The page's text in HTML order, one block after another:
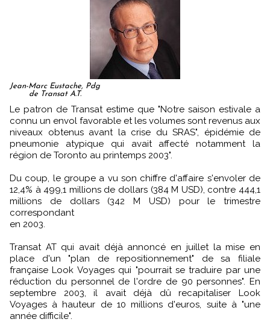
Jean-Marc Eustache, Pdg
de Transat A.T.
Le patron de Transat estime que "Notre saison estivale a
connu un envol favorable et les volumes sont revenus aux
niveaux obtenus avant la crise du SRAS", épidémie de
pneumonie atypique qui avait affecté notamment la
région de Toronto au printemps 2003".
Du coup, le groupe a vu son chiffre d'affaire s'envoler de
12,4% à 499,1 millions de dollars (384 M USD), contre 444,1
millions de dollars (342 M USD) pour le trimestre
correspondant
en 2003.
Transat AT qui avait déjà annoncé en juillet la mise en
place d'un "plan de repositionnement" de sa filiale
française Look Voyages qui "pourrait se traduire par une
réduction du personnel de l'ordre de 90 personnes". En
septembre 2003, il avait déjà dû recapitaliser Look
Voyages à hauteur de 10 millions d'euros, suite à "une
année difficile".